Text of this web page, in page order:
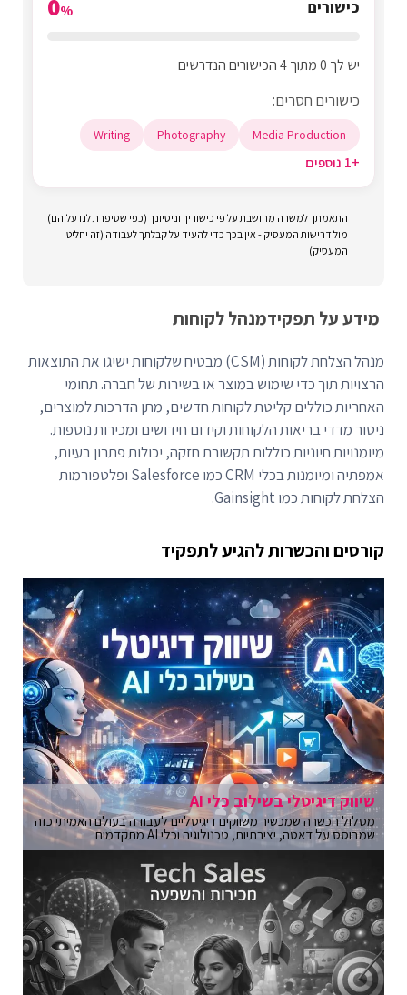
כישורים 0%
יש לך 0 מתוך 4 הכישורים הנדרשים
כישורים חסרים:
Media Production
Photography
Writing
+1 נוספים
התאמתך למשרה מחושבת על פי כישוריך וניסיונך (כפי שסיפרת לנו עליהם)
מול דרישות המעסיק - אין בכך כדי להעיד על קבלתך לעבודה (זה יחליט
המעסיק)
מידע על תפקידמנהל לקוחות
מנהל הצלחת לקוחות (CSM) מבטיח שלקוחות ישיגו את התוצאות
הרצויות תוך כדי שימוש במוצר או בשירות של חברה. תחומי
האחריות כוללים קליטת לקוחות חדשים, מתן הדרכות למוצרים,
ניטור מדדי בריאות הלקוחות וקידום חידושים ומכירות נוספות.
מיומנויות חיוניות כוללות תקשורת חזקה, יכולות פתרון בעיות,
אמפתיה ומיומנות בכלי CRM כמו Salesforce ופלטפורמות
הצלחת לקוחות כמו Gainsight.
קורסים והכשרות להגיע לתפקיד
שיווק דיגיטלי בשילוב כלי AI
מסלול הכשרה שמכשיר משווקים דיגיטליים לעבודה בעולם האמיתי כזה
שמבוסס על דאטה, יצירתיות, טכנולוגיה וכלי AI מתקדמים